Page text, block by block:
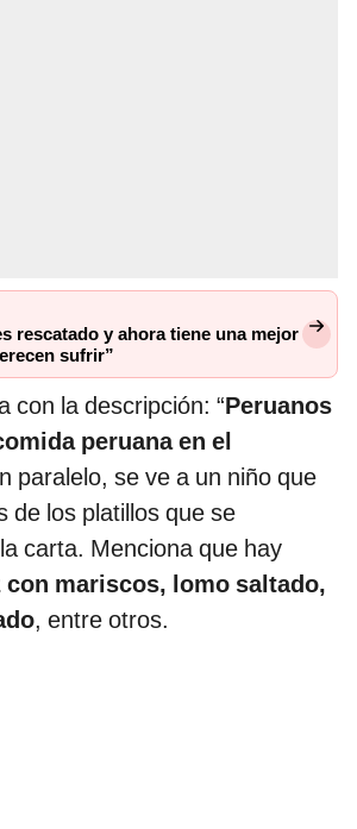
rescatado y ahora tiene una mejor
sufrir”
con la descripción: “Peruanos
peruana en el
paralelo, se ve a un niño que
de los platillos que se
carta. Menciona que hay
con mariscos, lomo saltado,
, entre otros.